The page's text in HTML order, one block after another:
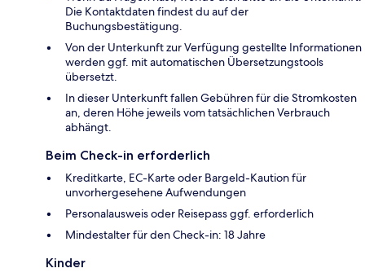
Die Kontaktdaten findest du auf der
Buchungsbestätigung.
Von der Unterkunft zur Verfügung gestellte Informationen
werden ggf. mit automatischen Übersetzungstools
übersetzt.
In dieser Unterkunft fallen Gebühren für die Stromkosten
an, deren Höhe jeweils vom tatsächlichen Verbrauch
abhängt.
Beim Check-in erforderlich
Kreditkarte, EC-Karte oder Bargeld-Kaution für
unvorhergesehene Aufwendungen
Personalausweis oder Reisepass ggf. erforderlich
Mindestalter für den Check-in: 18 Jahre
Kinder